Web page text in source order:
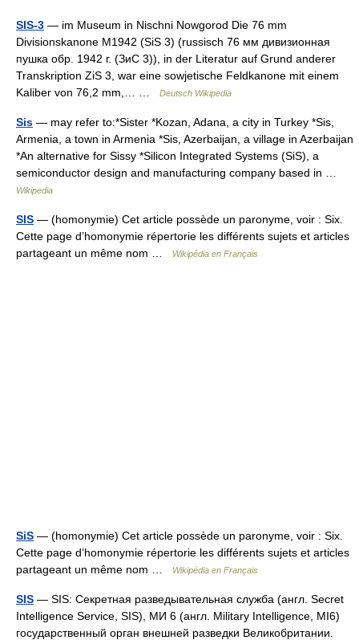
SIS-3 — im Museum in Nischni Nowgorod Die 76 mm
Divisionskanone M1942 (SiS 3) (russisch 76 мм дивизионная
пушка обр. 1942 г. (ЗиС 3)), in der Literatur auf Grund anderer
Transkription ZiS 3, war eine sowjetische Feldkanone mit einem
Kaliber von 76,2 mm,… …
Deutsch Wikipedia
Sis — may refer to:*Sister *Kozan, Adana, a city in Turkey *Sis,
Armenia, a town in Armenia *Sis, Azerbaijan, a village in Azerbaijan
*An alternative for Sissy *Silicon Integrated Systems (SiS), a
semiconductor design and manufacturing company based in …
Wikipedia
SIS — (homonymie) Cet article possède un paronyme, voir : Six.
Cette page d’homonymie répertorie les différents sujets et articles
partageant un même nom …
Wikipédia en Français
SiS — (homonymie) Cet article possède un paronyme, voir : Six.
Cette page d’homonymie répertorie les différents sujets et articles
partageant un même nom …
Wikipédia en Français
SIS — SIS: Секретная разведывательная служба (англ. Secret
Intelligence Service, SIS), MИ 6 (англ. Military Intelligence, MI6)
государственный орган внешней разведки Великобритании.